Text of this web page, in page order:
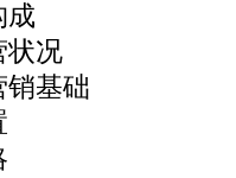
况
基础